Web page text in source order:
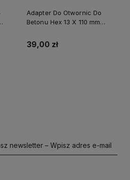
Adapter Do Otwornic Do
Betonu Hex 13 X 110 mm
39,00 zł
newsletter – Wpisz adres e-mail